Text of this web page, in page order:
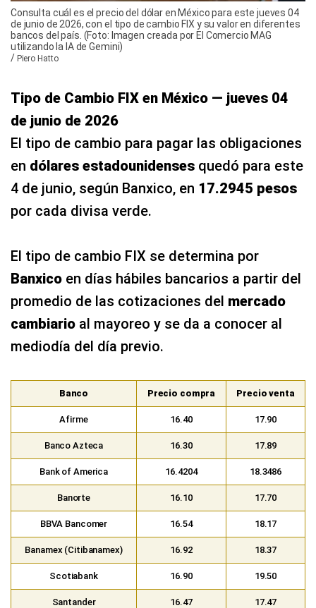
Consulta cuál es el precio del dólar en México para este jueves 04
de junio de 2026, con el tipo de cambio FIX y su valor en diferentes
bancos del país. (Foto: Imagen creada por El Comercio MAG
utilizando la IA de Gemini)
/ Piero Hatto
Tipo de Cambio FIX en México — jueves 04
de junio de 2026
El tipo de cambio para pagar las obligaciones
en dólares estadounidenses quedó para este
4 de junio, según Banxico, en 17.2945 pesos
por cada divisa verde.
El tipo de cambio FIX se determina por
Banxico en días hábiles bancarios a partir del
promedio de las cotizaciones del mercado
cambiario al mayoreo y se da a conocer al
mediodía del día previo.
Banco Precio compra Precio venta
Afirme 16.40 17.90
Banco Azteca 16.30 17.89
Bank of America 16.4204 18.3486
Banorte 16.10 17.70
BBVA Bancomer 16.54 18.17
Banamex (Citibanamex) 16.92 18.37
Scotiabank 16.90 19.50
Santander 16.47 17.47